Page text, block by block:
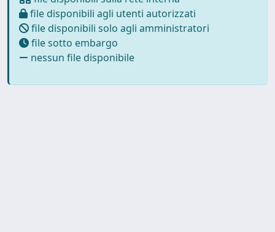
file disponibili agli utenti autorizzati
file disponibili solo agli amministratori
file sotto embargo
nessun file disponibile